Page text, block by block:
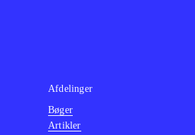
Afdelinger
Bøger
Artikler